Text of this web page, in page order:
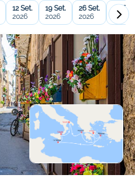
12 Set.
2026
19 Set.
2026
26 Set.
2026
03 Ott.
2026